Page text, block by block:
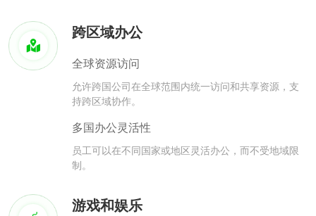
跨区域办公
全球资源访问
允许跨国公司在全球范围内统一访问和共享资源，支
持跨区域协作。
多国办公灵活性
员工可以在不同国家或地区灵活办公，而不受地域限
制。
游戏和娱乐